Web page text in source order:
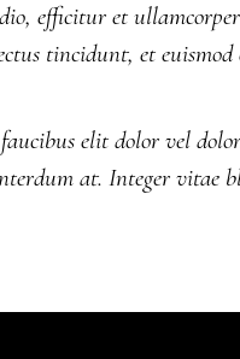
efficitur et
tincidunt, et euismod
faucibus elit dolor vel
at. Integer vitae